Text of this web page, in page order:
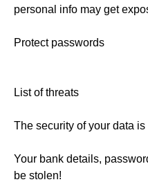
personal info may get
Protect passwords
List of threats
The security of your data is
Your bank details,
be stolen!